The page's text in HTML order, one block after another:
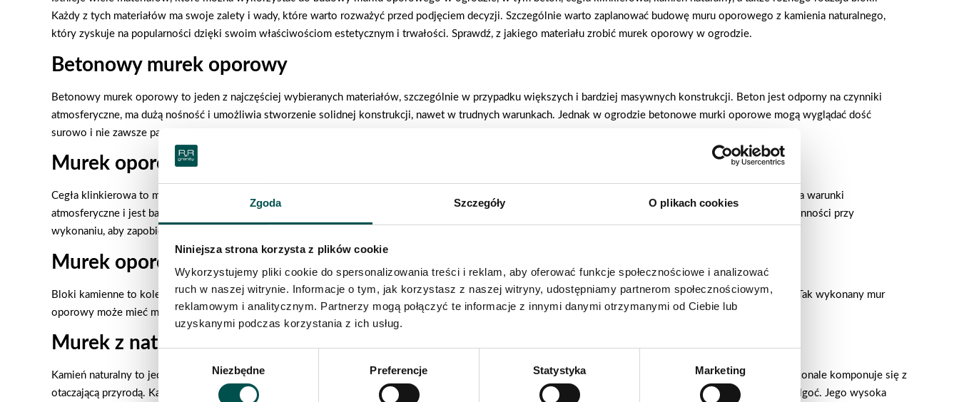
Zgoda Szczegóły O plikach cookies
Niniejsza strona korzysta z plików cookie
Wykorzystujemy pliki cookie do spersonalizowania treści i reklam, aby oferować funkcje społecznościowe i analizować
ruch w naszej witrynie. Informacje o tym, jak korzystasz z naszej witryny, udostępniamy partnerom społecznościowym,
reklamowym i analitycznym. Partnerzy mogą połączyć te informacje z innymi danymi otrzymanymi od Ciebie lub
uzyskanymi podczas korzystania z ich usług.
zgody
Niezbędne Preferencje Statystyka Marketing
Każdy z tych materiałów ma swoje zalety i wady, które warto rozważyć przed podjęciem decyzji. Szczególnie warto zaplanować budowę muru oporowego z kamienia naturalnego,
który zyskuje na popularności dzięki swoim właściwościom estetycznym i trwałości. Sprawdź, z jakiego materiału zrobić murek oporowy w ogrodzie.
Betonowy murek oporowy
Betonowy murek oporowy to jeden z najczęściej wybieranych materiałów, szczególnie w przypadku większych i bardziej masywnych konstrukcji. Beton jest odporny na czynniki
atmosferyczne, ma dużą nośność i umożliwia stworzenie solidnej konstrukcji, nawet w trudnych warunkach. Jednak w ogrodzie betonowe murki oporowe mogą wyglądać dość
surowo i nie zawsze pasują do naturalnego charakteru przestrzeni.
Murek oporowy w ogrodzie z cegły klinkierowej
Cegła klinkierowa to materiał, który łączy trwałość z estetyką. Nawet niewielki mur oporowy zbudowany z cegły klinkierowej charakteryzuje się odpornością na warunki
atmosferyczne i jest bardzo trwały. Ponadto cegła klinkierowa doskonale komponuje się z ogrodami w stylu tradycyjnym lub rustykalnym. Wymaga jednak staranności przy
wykonaniu, aby zapobiec przemieszczaniu się cegieł pod wpływem ciśnienia hydrostatycznego powodowanego przez wodę gruntową.
Murek oporowy z bloków kamiennych
Bloki kamienne to kolejny popularny materiał na budowę murku oporowego w ogrodzie. Są łatwe w montażu, a ich duża masa zapewnia stabilność konstrukcji. Tak wykonany mur
oporowy może mieć mniej naturalny wygląd w porównaniu do kamienia łupanego, ale wciąż doskonale spełnia funkcję ochrony przed osuwaniem się gleby.
Murek z naturalnego kamienia
Kamień naturalny to jeden z najlepszych materiałów do budowy murku oporowego w ogrodzie. Oferuje nie tylko trwałość, ale i wyjątkową estetykę, która doskonale komponuje się z
otaczającą przyrodą. Kamień naturalny, w tym kamienie łupane, ciosane czy polne, jest materiałem odpornym na warunki atmosferyczne, zmiany temperatury i wilgoć. Jego wysoka